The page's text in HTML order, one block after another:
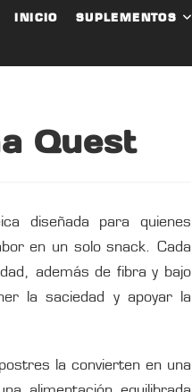
INICIO SUPLEMENTOS
Quest
diseñada para quienes
en un solo snack. Cada
además de fibra y bajo
la saciedad y apoyar la
la convierten en una